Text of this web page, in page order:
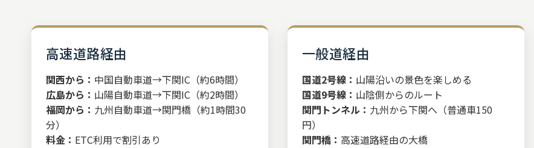
高速道路経由
関西から： 中国自動車道→下関IC（約6時間）
広島から： 山陽自動車道→下関IC（約2時間）
福岡から： 九州自動車道→関門橋（約1時間30
分）
料金： ETC利用で割引あり
一般道経由
国道2号線： 山陽沿いの景色を楽しめる
国道9号線： 山陰側からのルート
関門トンネル： 九州から下関へ（普通車150
円）
関門橋： 高速道路経由の大橋